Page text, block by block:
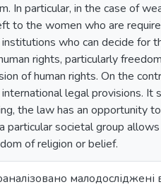
In particular, in the case of
to the women who are
who can decide for
rights, particularly
of human rights. On the
legal provisions. It
the law has an opportunity
particular societal group
of religion or belief.